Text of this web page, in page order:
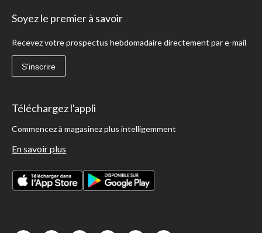
Soyez le premier à savoir
Recevez votre prospectus hebdomadaire directement par e-mail
S'inscrire
Téléchargez l'appli
Commencez à magasinez plus intelligemment
En savoir plus